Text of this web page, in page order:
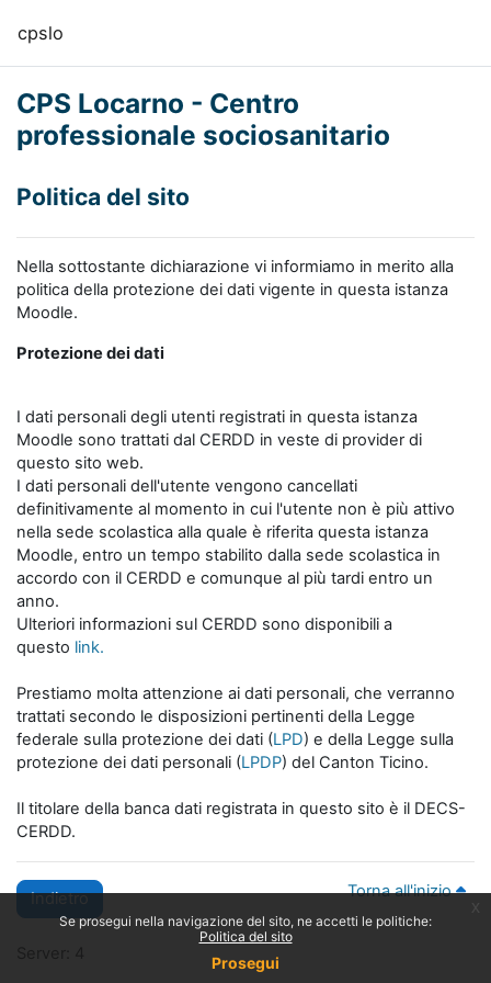
Se prosegui nella navigazione del sito, ne accetti le politiche:
Politica del sito
Prosegui
cpslo
CPS Locarno - Centro
professionale sociosanitario
Politica del sito
Nella sottostante dichiarazione vi informiamo in merito alla
politica della protezione dei dati vigente in questa istanza
Moodle.
Protezione dei dati
I dati personali degli utenti registrati in questa istanza
Moodle sono trattati dal CERDD in veste di provider di
questo sito web.
I dati personali dell'utente vengono cancellati
definitivamente al momento in cui l'utente non è più attivo
nella sede scolastica alla quale è riferita questa istanza
Moodle, entro un tempo stabilito dalla sede scolastica in
accordo con il CERDD e comunque al più tardi entro un
anno.
Ulteriori informazioni sul CERDD sono disponibili a
questo link.
Prestiamo molta attenzione ai dati personali, che verranno
trattati secondo le disposizioni pertinenti della Legge
federale sulla protezione dei dati (LPD) e della Legge sulla
protezione dei dati personali (LPDP) del Canton Ticino.
Il titolare della banca dati registrata in questo sito è il DECS-
CERDD.
Indietro Torna all'inizio